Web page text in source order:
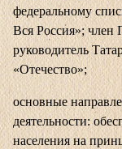
федеральному
Вся Россия»;
руководитель
«Отечество»;
основные
деятельности:
населения на